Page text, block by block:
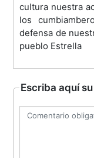
cultura nuestra
los
defensa de
pueblo Estrella
Escriba aquí